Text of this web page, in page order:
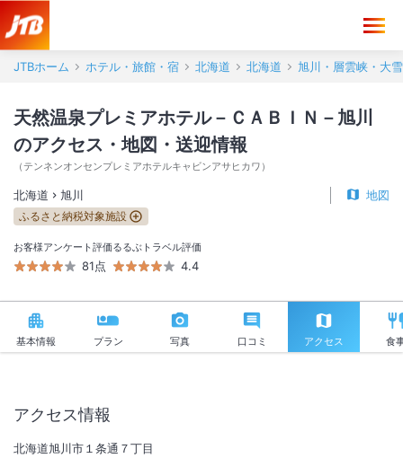
JTBホーム ホテル・旅館・宿 北海道 北海道 旭川・層雲峡・大
天然温泉プレミアホテル－ＣＡＢＩＮ－旭川
のアクセス・地図・送迎情報
（テンネンオンセンプレミアホテルキャビンアサヒカワ ）
北海道 旭川 地図
ふるさと納税対象施設
お客様アンケート評価
81点
るるぶトラベル評価
4.4
基本情報 プラン 写真 口コミ アクセス 食
アクセス情報
北海道旭川市１条通７丁目